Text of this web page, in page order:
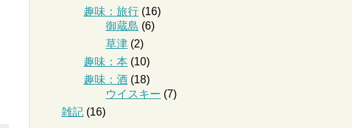
趣味：旅行 (16)
御蔵島 (6)
草津 (2)
趣味：本 (10)
趣味：酒 (18)
ウイスキー (7)
雑記 (16)